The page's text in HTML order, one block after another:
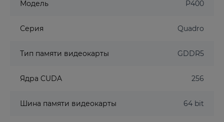
Модель P400
Серия Quadro
Тип памяти видеокарты GDDR5
Ядра CUDA 256
Шина памяти видеокарты 64 bit